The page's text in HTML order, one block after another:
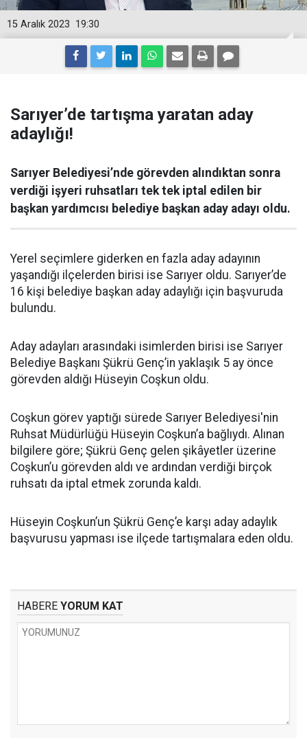
19:30
15 Aralık 2023
Sarıyer’de tartışma yaratan aday
adaylığı!
Sarıyer Belediyesi’nde görevden alındıktan sonra
verdiği işyeri ruhsatları tek tek iptal edilen bir
başkan yardımcısı belediye başkan aday adayı oldu.
Yerel seçimlere giderken en fazla aday adayının
yaşandığı ilçelerden birisi ise Sarıyer oldu. Sarıyer’de
16 kişi belediye başkan aday adaylığı için başvuruda
bulundu.
Aday adayları arasındaki isimlerden birisi ise Sarıyer
Belediye Başkanı Şükrü Genç’in yaklaşık 5 ay önce
görevden aldığı Hüseyin Coşkun oldu.
Coşkun görev yaptığı sürede Sarıyer Belediyesi'nin
Ruhsat Müdürlüğü Hüseyin Coşkun’a bağlıydı. Alınan
bilgilere göre; Şükrü Genç gelen şikâyetler üzerine
Coşkun’u görevden aldı ve ardından verdiği birçok
ruhsatı da iptal etmek zorunda kaldı.
Hüseyin Coşkun’un Şükrü Genç’e karşı aday adaylık
başvurusu yapması ise ilçede tartışmalara eden oldu.
HABERE YORUM KAT